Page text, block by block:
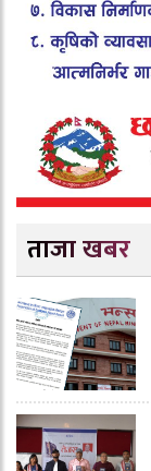
ताजा खबर